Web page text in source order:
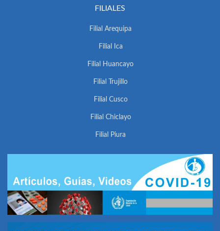
FILIALES
Filial Arequipa
Filial Ica
Filial Huancayo
Filial Trujillo
Filial Cusco
Filial Chiclayo
Filial Piura